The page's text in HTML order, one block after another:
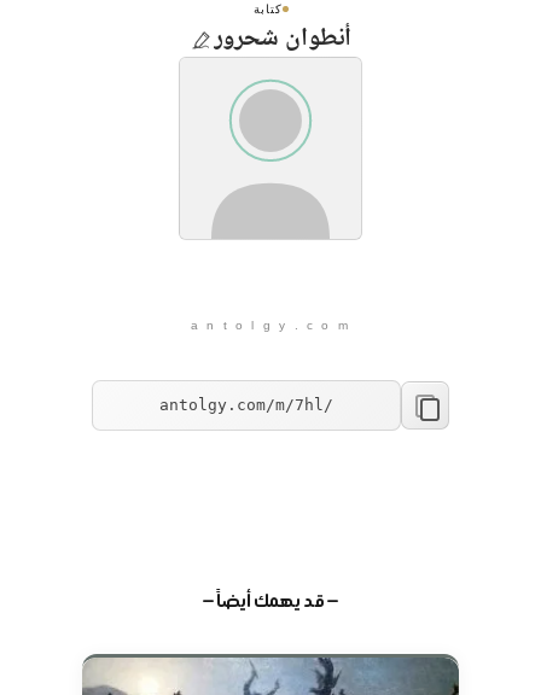
كتابة
أنطوان شحرور
a n t o l g y . c o m
— قد يهمك أيضاً —